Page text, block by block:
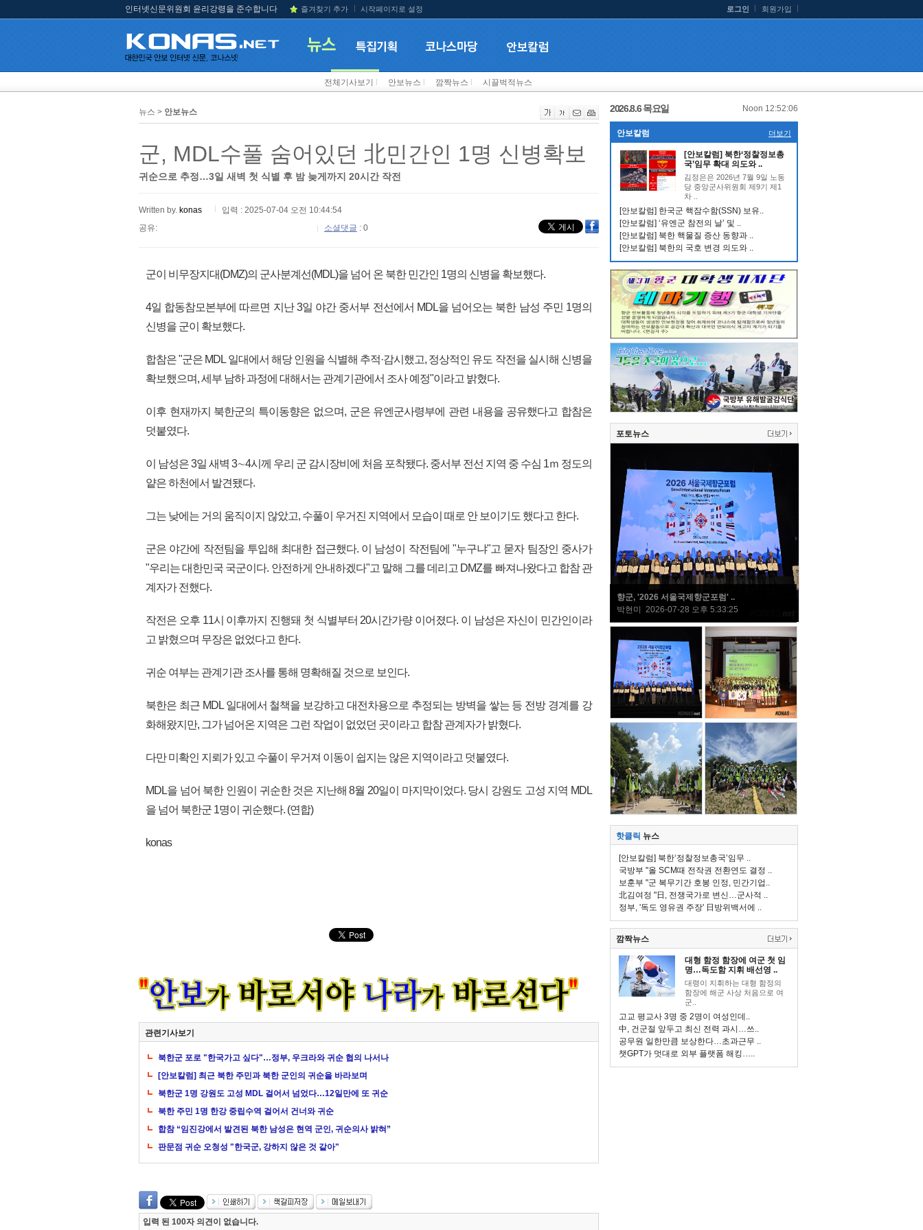
인터넷신문위원회 윤리강령을 준수합니다 즐겨찾기 추가 시작페이지로 설정 로그인 회원가입
전체기사보기 안보뉴스 깜짝뉴스 시끌벅적뉴스
뉴스 > 안보뉴스
군, MDL수풀 숨어있던 北민간인 1명 신병확보
귀순으로 추정…3일 새벽 첫 식별 후 밤 늦게까지 20시간 작전
Written by. konas
입력 : 2025-07-04 오전 10:44:54
공유:
소셜댓글 : 0
군이 비무장지대(DMZ)의 군사분계선(MDL)을 넘어 온 북한 민간인 1명의 신병을 확보했다.
4일 합동참모본부에 따르면 지난 3일 야간 중서부 전선에서 MDL을 넘어오는 북한 남성 주민 1명의
신병을 군이 확보했다.
합참은 "군은 MDL 일대에서 해당 인원을 식별해 추적·감시했고, 정상적인 유도 작전을 실시해 신병을
확보했으며, 세부 남하 과정에 대해서는 관계기관에서 조사 예정"이라고 밝혔다.
이후 현재까지 북한군의 특이동향은 없으며, 군은 유엔군사령부에 관련 내용을 공유했다고 합참은
덧붙였다.
이 남성은 3일 새벽 3∼4시께 우리 군 감시장비에 처음 포착됐다. 중서부 전선 지역 중 수심 1ｍ 정도의
얕은 하천에서 발견됐다.
그는 낮에는 거의 움직이지 않았고, 수풀이 우거진 지역에서 모습이 때로 안 보이기도 했다고 한다.
군은 야간에 작전팀을 투입해 최대한 접근했다. 이 남성이 작전팀에 "누구냐"고 묻자 팀장인 중사가
"우리는 대한민국 국군이다. 안전하게 안내하겠다"고 말해 그를 데리고 DMZ를 빠져나왔다고 합참 관
계자가 전했다.
작전은 오후 11시 이후까지 진행돼 첫 식별부터 20시간가량 이어졌다. 이 남성은 자신이 민간인이라
고 밝혔으며 무장은 없었다고 한다.
귀순 여부는 관계기관 조사를 통해 명확해질 것으로 보인다.
북한은 최근 MDL 일대에서 철책을 보강하고 대전차용으로 추정되는 방벽을 쌓는 등 전방 경계를 강
화해왔지만, 그가 넘어온 지역은 그런 작업이 없었던 곳이라고 합참 관계자가 밝혔다.
다만 미확인 지뢰가 있고 수풀이 우거져 이동이 쉽지는 않은 지역이라고 덧붙였다.
MDL을 넘어 북한 인원이 귀순한 것은 지난해 8월 20일이 마지막이었다. 당시 강원도 고성 지역 MDL
을 넘어 북한군 1명이 귀순했다. (연합)
konas
관련기사보기
북한군 포로 "한국가고 싶다"…정부, 우크라와 귀순 협의 나서나
[안보칼럼] 최근 북한 주민과 북한 군인의 귀순을 바라보며
북한군 1명 강원도 고성 MDL 걸어서 넘었다…12일만에 또 귀순
북한 주민 1명 한강 중립수역 걸어서 건너와 귀순
합참 “임진강에서 발견된 북한 남성은 현역 군인, 귀순의사 밝혀”
판문점 귀순 오청성 "한국군, 강하지 않은 것 같아"
입력 된 100자 의견이 없습니다.
2026.8.6 목요일 Noon 12:52:07
안보칼럼 더보기
[안보칼럼] 북한‘정찰정보총
국’임무 확대 의도와 ..
김정은은 2026년 7월 9일 노동
당 중앙군사위원회 제9기 제1
차 ..
[안보칼럼] 한국군 핵잠수함(SSN) 보유..
[안보칼럼] ‘유엔군 참전의 날’ 및 ..
[안보칼럼] 북한 핵물질 증산 동향과 ..
[안보칼럼] 북한의 국호 변경 의도와 ..
포토뉴스
향군, '2026 서울국제향군포럼' ..
박현미 2026-07-28 오후 5:33:25
핫클릭 뉴스
[안보칼럼] 북한‘정찰정보총국’임무 ..
국방부 "올 SCM때 전작권 전환연도 결정 ..
보훈부 "군 복무기간 호봉 인정, 민간기업..
北김여정 "日, 전쟁국가로 변신…군사적 ..
정부, '독도 영유권 주장' 日방위백서에 ..
깜짝뉴스
대형 함정 함장에 여군 첫 임
명…독도함 지휘 배선영 ..
대령이 지휘하는 대형 함정의
함장에 해군 사상 처음으로 여
군..
고교 평교사 3명 중 2명이 여성인데..
中, 건군절 앞두고 최신 전력 과시…쓰..
공무원 일한만큼 보상한다…초과근무 ..
챗GPT가 멋대로 외부 플랫폼 해킹…..